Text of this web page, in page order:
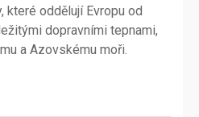
které oddělují Evropu od
dopravními tepnami,
a Azovskému moři.